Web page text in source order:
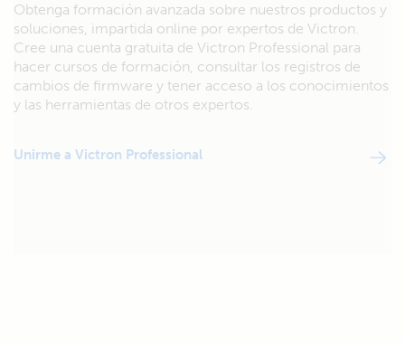
Obtenga formación avanzada sobre nuestros productos y
soluciones, impartida online por expertos de Victron.
Cree una cuenta gratuita de Victron Professional para
hacer cursos de formación, consultar los registros de
cambios de firmware y tener acceso a los conocimientos
y las herramientas de otros expertos.
Unirme a Victron Professional